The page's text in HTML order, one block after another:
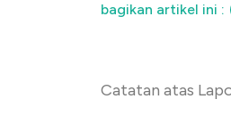
bagikan artikel ini :
Catatan atas